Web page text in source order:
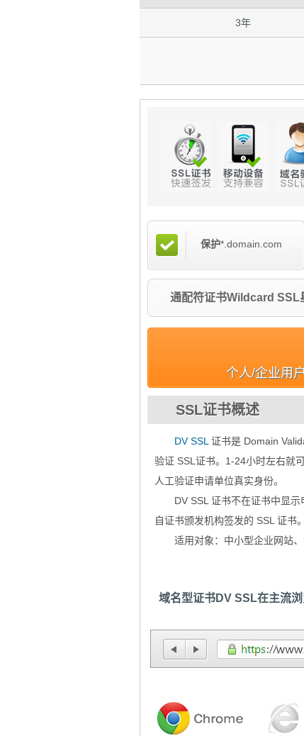
3年
保护*.domain.com
通配符证书Wildcard SSL
个人/企业用
SSL证书概述
DV SSL 证书是 Domain
验证 SSL证书。1-24小时左右就
人工验证申请单位真实身份。
DV SSL 证书不在证书中显
自证书颁发机构签发的 SSL 证书。
适用对象：中小型企业网站
域名型证书DV SSL在主流